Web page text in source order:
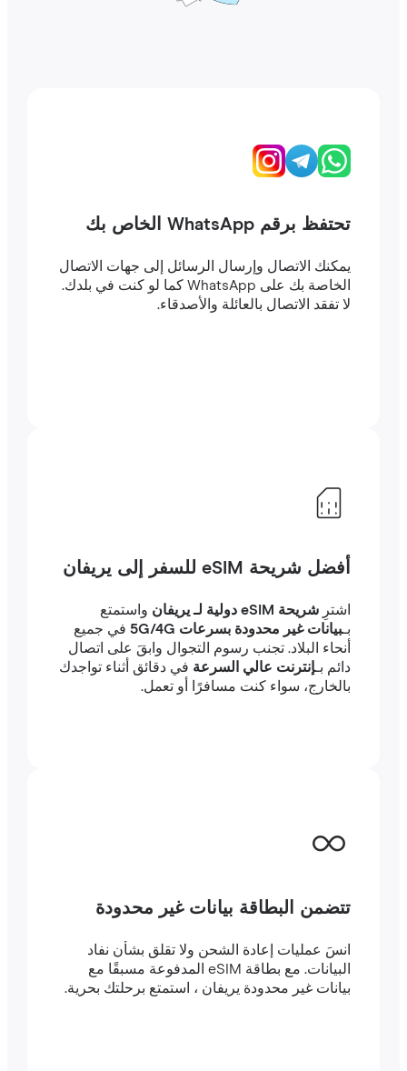
تحتفظ برقم WhatsApp الخاص بك
يمكنك الاتصال وإرسال الرسائل إلى جهات الاتصال
الخاصة بك على WhatsApp كما لو كنت في بلدك.
لا تفقد الاتصال بالعائلة والأصدقاء.
أفضل شريحة eSIM للسفر إلى يريفان
شريحة eSIM دولية لـ يريفان
واستمتع
بيانات غير محدودة بسرعات 5G/4G
في جميع
أنحاء البلاد. تجنب رسوم التجوال وابقَ على اتصال
إنترنت عالي السرعةفي دقائق أثناء تواجدك
بالخارج، سواء كنت مسافرًا أو تعمل.
تتضمن البطاقة بيانات غير محدودة
انسَ عمليات إعادة الشحن ولا تقلق بشأن نفاد
البيانات. مع بطاقة eSIM المدفوعة مسبقًا مع
بيانات غير محدودة يريفان ، استمتع برحلتك بحرية.